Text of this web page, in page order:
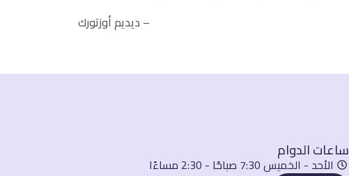
– ديديم أوزتورك
ساعات الدوام
الأحد - الخميس 7:30 صباحًا - 2:30 مساءًا